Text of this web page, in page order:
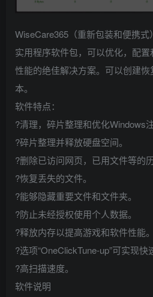
WiseCare365（重新包装和便携
实用程序软件包，可以优化，配
性能的绝佳解决方案。可以创建
本。
软件特点：
?清理，碎片整理和优化Windows注
?碎片整理并释放硬盘空间。
?删除已访问网页，已用文件等的历
?恢复丢失的文件。
?能够隐藏重要文件和文件夹。
?防止未经授权使用个人数据。
?释放内存以提高游戏和软件性能。
?选项“OneClickTune-up”可实现快
?高扫描速度。
软件说明